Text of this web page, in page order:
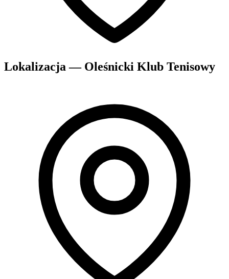
Lokalizacja — Oleśnicki Klub Tenisowy